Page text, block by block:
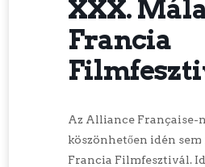
XXX.
Francia
Az Alliance Française-
köszönhetően idén sem
Francia Filmfesztivál.